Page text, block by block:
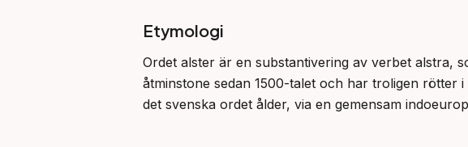
Etymologi
Ordet alster är en substantivering av verbet alstra,
åtminstone sedan 1500-talet och har troligen rötter
det svenska ordet ålder, via en gemensam